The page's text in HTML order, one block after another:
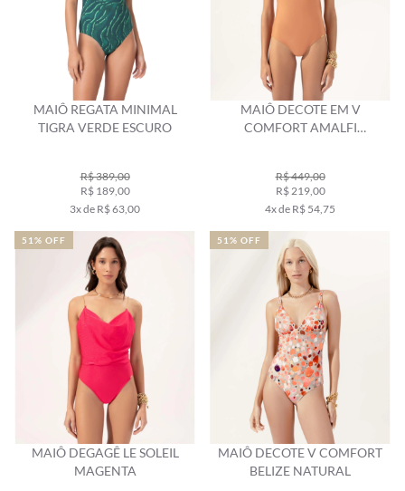
MAIÔ REGATA MINIMAL
TIGRA VERDE ESCURO
R$ 389,00
R$ 189,00
3x de R$ 63,00
MAIÔ DECOTE EM V
COMFORT AMALFI
R$ 449,00
R$ 219,00
4x de R$ 54,75
MAIÔ DEGAGÊ LE SOLEIL
MAGENTA
51% OFF
MAIÔ DECOTE V COMFORT
BELIZE NATURAL
51% OFF